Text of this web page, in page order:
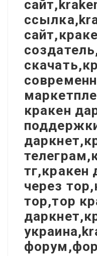
кракен
тг,кракен
через
тор,тор